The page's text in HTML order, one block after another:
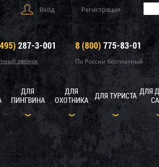
Вход Регистрация
287-3-001
звонок
8 (800) 775-83-01
По России бесплатный
ДЛЯ
ПИНГВИНА
ДЛЯ
ОХОТНИКА
ДЛЯ ТУРИСТА ДЛЯ